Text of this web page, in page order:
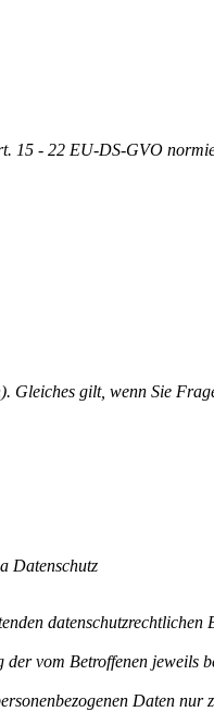
15 - 22 EU-DS-GVO
Gleiches gilt, wenn Sie
Datenschutz
vom Betroffenen jeweils
Daten